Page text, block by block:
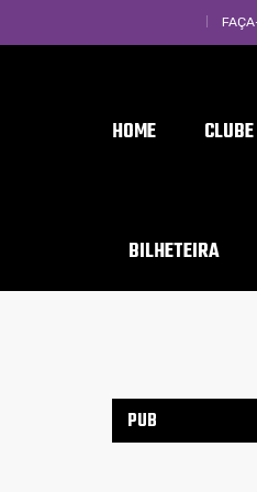
HOME CLUBE
BILHETEIRA
PUB